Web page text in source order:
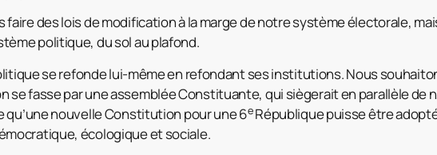
faire des lois de modification à la marge de notre système électorale,
politique, du sol au plafond.
se refonde lui-même en refondant ses institutions. Nous
se fasse par une assemblée Constituante, qui siègerait en parallèle de
qu’une nouvelle Constitution pour une 6eRépublique puisse être
écologique et sociale.